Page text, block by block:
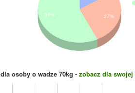
27%
57%
dla osoby o wadze 70kg - zobacz dla swojej